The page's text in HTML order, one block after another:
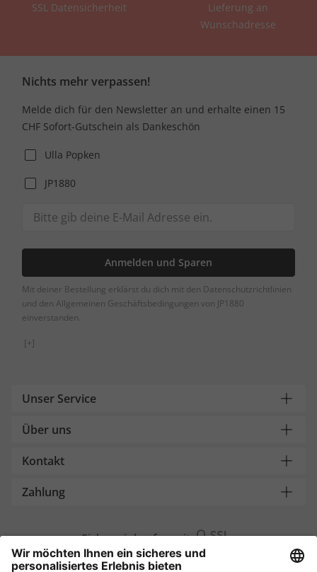
SSL Datensicherheit
Lieferung an
Wunschadresse
Nichts mehr verpassen!
Melde dich für den Newsletter an und erhalte einen 15
CHF Sofort-Gutschein als Dankeschön
Ulla Popken
JP1880
Anmelden und Sparen
Mit deiner Bestellung erklärst du dich mit den Datenschutzrichtlinien
und den Allgemeinen Geschäftsbedingungen von JP1880
einverstanden.
[+]
Unser Service
Über uns
Kontakt
Zahlung
Sicher einkaufen mit